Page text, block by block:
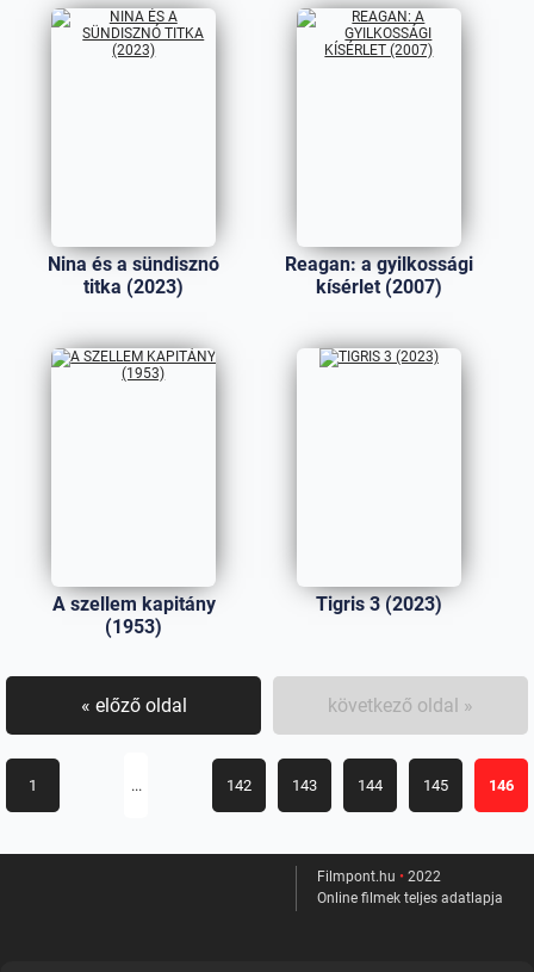
Nina és a sündisznó
titka (2023)
Reagan: a gyilkossági
kísérlet (2007)
A szellem kapitány
(1953)
Tigris 3 (2023)
« előző oldal következő oldal »
1 ... 142 143 144 145 146
Filmpont.hu• 2022
Online filmek teljes adatlapja